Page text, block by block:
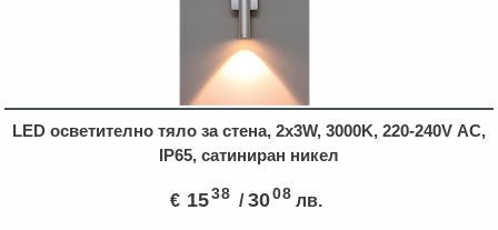
LED осветително тяло за стена, 2x3W, 3000K, 220-240V АC,
IP65, сатиниран никел
€ 1538 /3008 лв.